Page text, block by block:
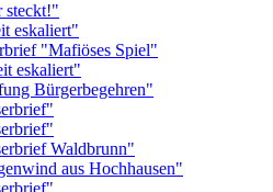
steckt!"
eskaliert"
"Mafiöses Spiel"
eskaliert"
Bürgerbegehren"
Waldbrunn"
aus Hochhausen"